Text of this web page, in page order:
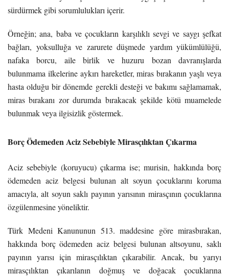
sürdürmek gibi sorumlulukları içerir.
Örneğin; ana, baba ve çocukların karşılıklı sevgi ve saygı şefkat
bağları, yoksulluğa ve zarurete düşmede yardım yükümlülüğü,
nafaka borcu, aile birlik ve huzuru bozan davranışlarda
bulunmama ilkelerine aykırı hareketler, miras bırakanın yaşlı veya
hasta olduğu bir dönemde gerekli desteği ve bakımı sağlamamak,
miras bırakanı zor durumda bırakacak şekilde kötü muamelede
bulunmak veya ilgisizlik göstermek.
Borç Ödemeden Aciz Sebebiyle Mirasçılıktan Çıkarma
Aciz sebebiyle (koruyucu) çıkarma ise; murisin, hakkında borç
ödemeden aciz belgesi bulunan alt soyun çocuklarını koruma
amacıyla, alt soyun saklı payının yarısının mirasçının çocuklarına
özgülenmesine yöneliktir.
Türk Medeni Kanununun 513. maddesine göre mirasbırakan,
hakkında borç ödemeden aciz belgesi bulunan altsoyunu, saklı
payının yarısı için mirasçılıktan çıkarabilir. Ancak, bu yarıyı
mirasçılıktan çıkarılanın doğmuş ve doğacak çocuklarına